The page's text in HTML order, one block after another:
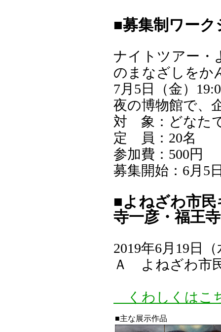
■募集制ワーク
ナイトツアー・
のまなざしをか
7月5日（金）
夜の博物館で、
対 象：どなた
定 員：20名
参加費：500円
募集開始：6月5
■よねざわ市
寺一彦・福王
2019年6月19日
Ａ よねざわ市
くわしくは
■主な展示作品